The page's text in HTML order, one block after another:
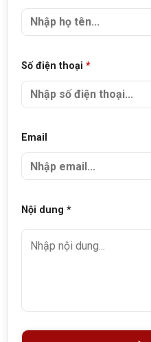
Số điện thoại *
Email
Nội dung *